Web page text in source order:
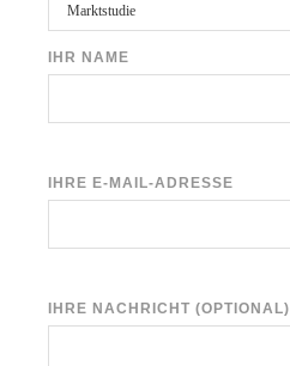
IHR NAME
IHRE E-MAIL-ADRESSE
IHRE NACHRICHT (OPTIONAL)